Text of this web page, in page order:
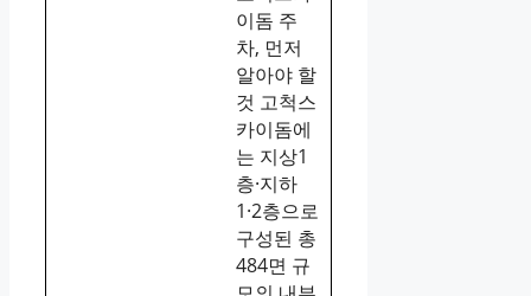
이돔 주
차, 먼저
알아야 할
것 고척스
카이돔에
는 지상1
층·지하
1·2층으로
구성된 총
484면 규